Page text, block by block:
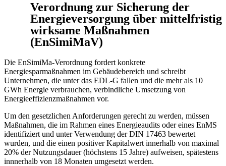
Verordnung zur Sicherung der
Energieversorgung über mittelfristig
wirksame Maßnahmen
(EnSimiMaV)
Die EnSimiMa-Verordnung fordert konkrete
Energiesparmaßnahmen im Gebäudebereich und schreibt
Unternehmen, die unter das EDL-G fallen und die mehr als 10
GWh Energie verbrauchen, verbindliche Umsetzung von
Energieeffizienzmaßnahmen vor.
Um den gesetzlichen Anforderungen gerecht zu werden, müssen
Maßnahmen, die im Rahmen eines Energieaudits oder eines EnMS
identifiziert und unter Verwendung der DIN 17463 bewertet
wurden, und die einen positiver Kapitalwert innerhalb von maximal
20% der Nutzungsdauer (höchstens 15 Jahre) aufweisen, spätestens
innnerhalb von 18 Monaten umgesetzt werden.